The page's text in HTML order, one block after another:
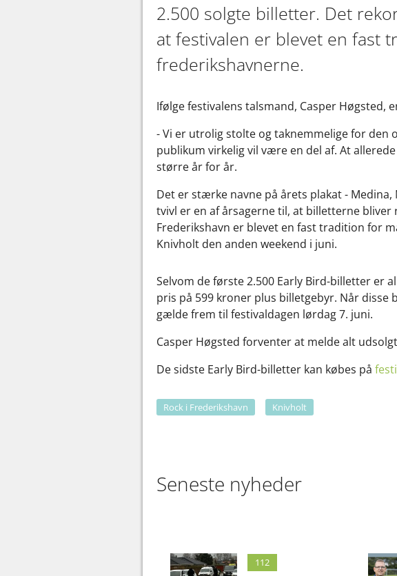
2.500 solgte billetter. Det
at festivalen er blevet en
frederikshavnerne.
Ifølge festivalens talsmand, Casper Høgsted,
- Vi er utrolig stolte og taknemmelige for den
publikum virkelig vil være en del af. At
større år for år.
Det er stærke navne på årets plakat -
tvivl er en af årsagerne til, at billetterne
Frederikshavn er blevet en fast tradition for
Knivholt den anden weekend i juni.
Selvom de første 2.500 Early Bird-billetter er
pris på 599 kroner plus billetgebyr. Når
gælde frem til festivaldagen lørdag 7. juni.
Casper Høgsted forventer at melde alt
De sidste Early Bird-billetter kan købes på
Rock i Frederikshavn Knivholt
Seneste nyheder
112